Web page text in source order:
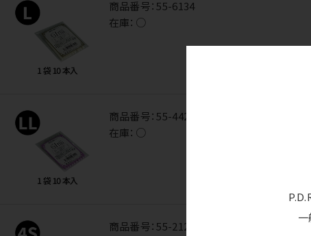
一
商品番号：55-6134
在庫： ○
商品番号：55-4428
在庫： ○
商品番号：55-2122